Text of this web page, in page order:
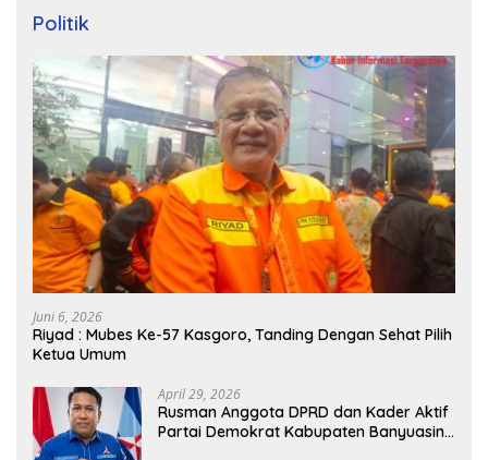
Politik
Juni 6, 2026
Riyad : Mubes Ke-57 Kasgoro, Tanding Dengan Sehat Pilih
Ketua Umum
April 29, 2026
Rusman Anggota DPRD dan Kader Aktif
Partai Demokrat Kabupaten Banyuasin